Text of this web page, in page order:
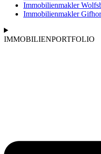
Immobilienmakler
Immobilienmakler
IMMOBILIENPORTFOLIO